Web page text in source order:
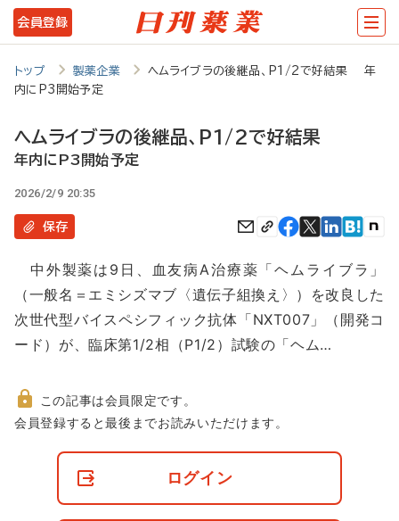
メ
イ
テ
ツ
に
会員登録
トップ 製薬企業
ヘムライブラの後継品、P1/2で好結果 年
内にP3開始予定
ヘムライブラの後継品、P1/2で好結果
年内にP3開始予定
2026/2/9 20:35
保存
中外製薬は9日、血友病A治療薬「ヘムライブラ」
（一般名＝エミシズマブ〈遺伝子組換え〉）を改良した
次世代型バイスペシフィック抗体「NXT007」（開発コ
ード）が、臨床第1/2相（P1/2）試験の「ヘム…
非
この記事は会員限定です。
会員登録すると最後までお読みいただけます。
ログイン